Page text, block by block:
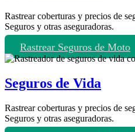
Rastrear coberturas y precios de
Seguros y otras aseguradoras.
Rastrear Seguros de Moto
Seguros de Vida
Rastrear coberturas y precios de
Seguros y otras aseguradoras.